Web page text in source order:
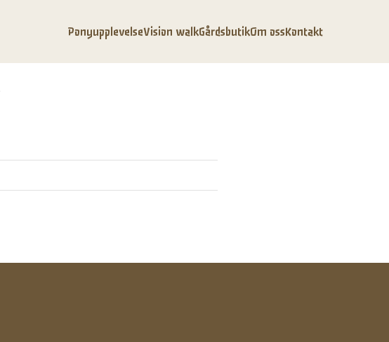
PonyupplevelseVision walkGårdsbutikOm ossKontakt